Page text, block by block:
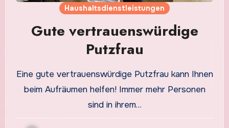
Haushaltsdienstleistungen
Gute vertrauenswürdige
Putzfrau
Eine gute vertrauenswürdige Putzfrau kann Ihnen
beim Aufräumen helfen! Immer mehr Personen
sind in ihrem…